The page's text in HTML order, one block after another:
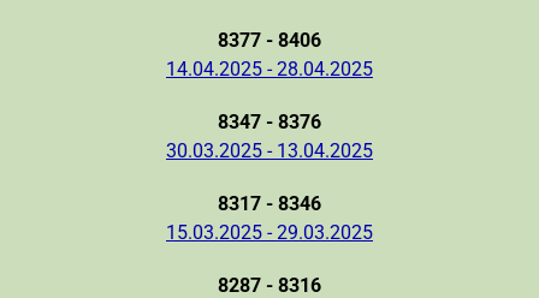
8377 - 8406
14.04.2025 - 28.04.2025
8347 - 8376
30.03.2025 - 13.04.2025
8317 - 8346
15.03.2025 - 29.03.2025
8287 - 8316